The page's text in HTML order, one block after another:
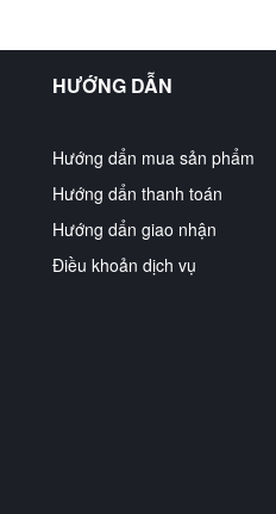
HƯỚNG DẪN
Hướng dẩn mua sản phẩm
Hướng dẩn thanh toán
Hướng dẩn giao nhận
Điều khoản dịch vụ